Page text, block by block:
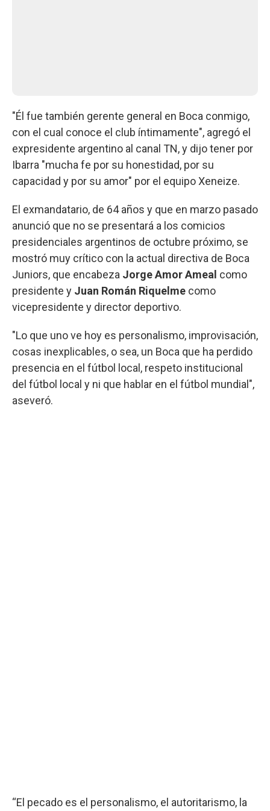
"Él fue también gerente general en Boca conmigo,
con el cual conoce el club íntimamente", agregó el
expresidente argentino al canal TN, y dijo tener por
Ibarra "mucha fe por su honestidad, por su
capacidad y por su amor" por el equipo Xeneize.
El exmandatario, de 64 años y que en marzo pasado
anunció que no se presentará a los comicios
presidenciales argentinos de octubre próximo, se
mostró muy crítico con la actual directiva de Boca
Juniors, que encabeza Jorge Amor Ameal como
presidente y Juan Román Riquelme como
vicepresidente y director deportivo.
"Lo que uno ve hoy es personalismo, improvisación,
cosas inexplicables, o sea, un Boca que ha perdido
presencia en el fútbol local, respeto institucional
del fútbol local y ni que hablar en el fútbol mundial",
aseveró.
“El pecado es el personalismo, el autoritarismo, la